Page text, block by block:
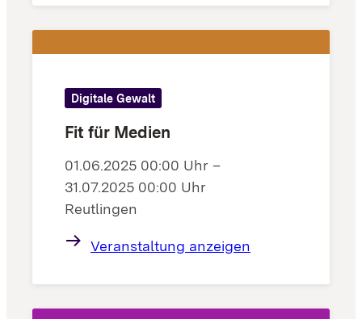
Digitale Gewalt
Fit für Medien
01.06.2025 00:00 Uhr –
31.07.2025 00:00 Uhr
Reutlingen
Veranstaltung anzeigen